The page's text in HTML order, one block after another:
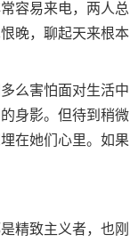
容易来电，两人总
晚，聊起天来根本
么害怕面对生活中
身影。但待到稍微
在她们心里。如果
精致主义者，也刚